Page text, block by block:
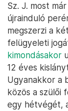
Sz. J. most
újrainduló
megszerzi a
felügyeleti
kimondásakor
12 éves
Ugyanakkor a
közös a szülői
egy hétvégét,